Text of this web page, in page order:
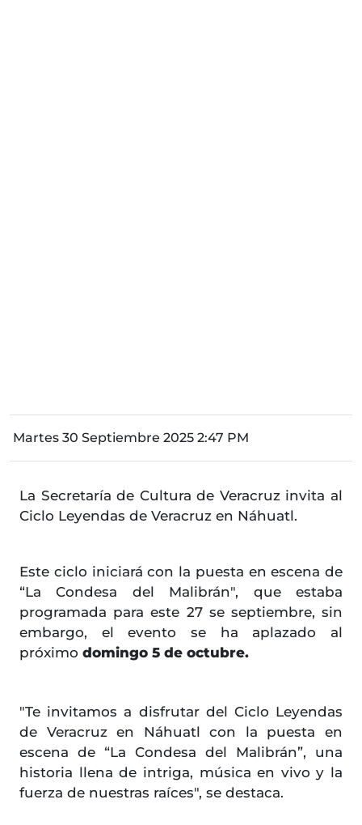
Martes 30 Septiembre 2025 2:47 PM
La Secretaría de Cultura de Veracruz invita al
Ciclo Leyendas de Veracruz en Náhuatl.
Este ciclo iniciará con la puesta en escena de
“La Condesa del Malibrán", que estaba
programada para este 27 se septiembre, sin
embargo, el evento se ha aplazado al
próximo domingo 5 de octubre.
"Te invitamos a disfrutar del Ciclo Leyendas
de Veracruz en Náhuatl con la puesta en
escena de “La Condesa del Malibrán”, una
historia llena de intriga, música en vivo y la
fuerza de nuestras raíces", se destaca.